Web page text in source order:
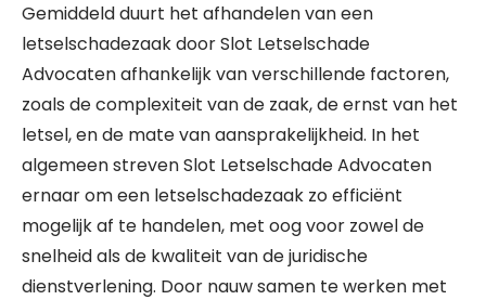
Gemiddeld duurt het afhandelen van een
letselschadezaak door Slot Letselschade
Advocaten afhankelijk van verschillende factoren,
zoals de complexiteit van de zaak, de ernst van het
letsel, en de mate van aansprakelijkheid. In het
algemeen streven Slot Letselschade Advocaten
ernaar om een letselschadezaak zo efficiënt
mogelijk af te handelen, met oog voor zowel de
snelheid als de kwaliteit van de juridische
dienstverlening. Door nauw samen te werken met